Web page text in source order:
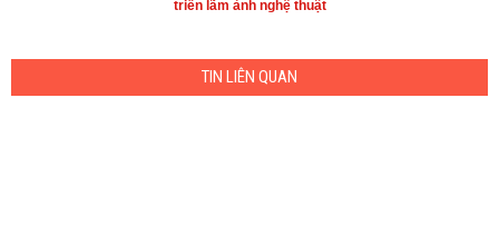
triển lãm ảnh nghệ thuật
TIN LIÊN QUAN